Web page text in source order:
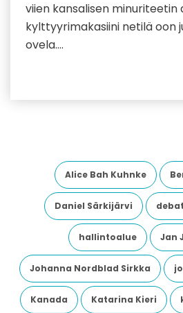
viien kansalisen minuriteetin
kylttyyrimakasiini netilä oon
ovela….
Alice Bah Kuhnke
Daniel Särkijärvi
hallintoalue Jan
Johanna Nordblad Sirkka
Kanada Katarina Kieri